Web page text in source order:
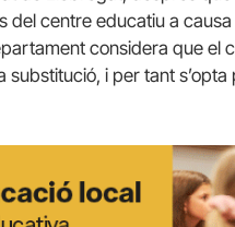
del centre educatiu a
considera que el
i per tant